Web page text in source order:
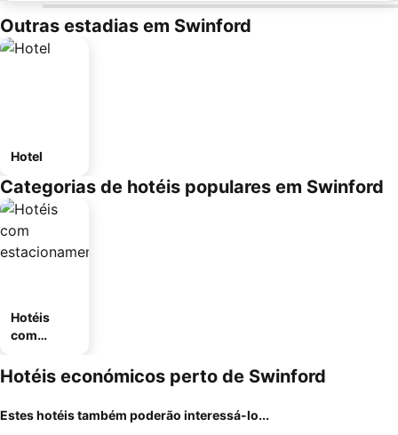
Outras estadias em Swinford
Hotel
Categorias de hotéis populares em Swinford
Hotéis
com
mento
Hotéis económicos perto de Swinford
Estes hotéis também poderão interessá-lo...